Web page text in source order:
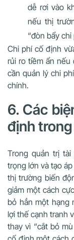
dễ rơi vào
nếu thị
“đòn bẩy chi
Chi phí cố định
rủi ro tiềm ẩn nếu
cần quản lý chi
chính.
6. Các
định
Trong quản trị
trọng lớn và tạo
thị trường biến
giảm một cách
bỏ hẳn một hạng
lợi thế cạnh tranh
thay vì “cắt bỏ